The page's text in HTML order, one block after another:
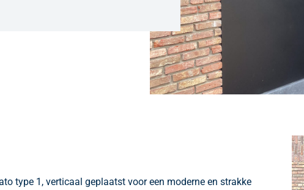
type 1, verticaal geplaatst voor een moderne en strakke